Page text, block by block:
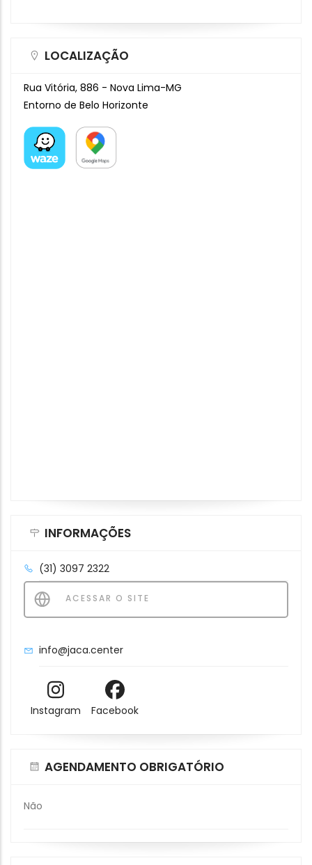
LOCALIZAÇÃO
Rua Vitória, 886 - Nova Lima-MG
Entorno de Belo Horizonte
INFORMAÇÕES
(31) 3097 2322
ACESSAR O SITE
info@jaca.center
Instagram Facebook
AGENDAMENTO OBRIGATÓRIO
Não